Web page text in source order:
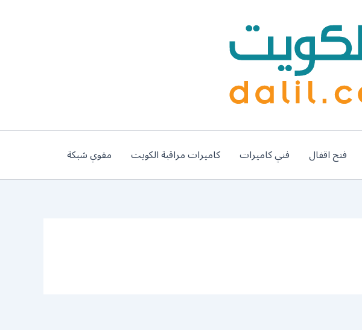
فتح اقفال فني كاميرات كاميرات مراقبة الكويت مقوي شبكة